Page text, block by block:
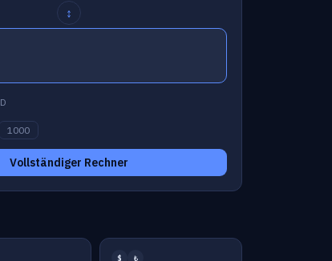
↕
1000
Vollständiger Rechner
$ ₺